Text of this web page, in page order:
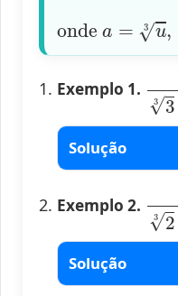
onde 3, b
Exemplo 1.
Solução
Exemplo 2.
Solução